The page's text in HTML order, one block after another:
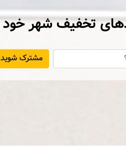
تخفیف شهر خود
مشترک شوید